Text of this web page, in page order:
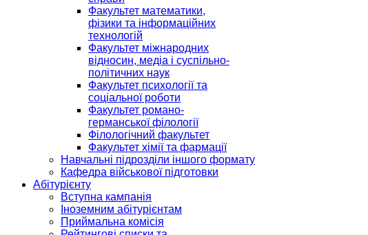
Факультет математики,
фізики та інформаційних
технологій
Факультет міжнародних
відносин, медіа і суспільно-
політичних наук
Факультет психології та
соціальної роботи
Факультет романо-
германської філології
Філологічний факультет
Факультет хімії та фармації
Навчальні підрозділи іншого формату
Кафедра військової підготовки
Абітурієнту
Вступна кампанія
Іноземним абітурієнтам
Приймальна комісія